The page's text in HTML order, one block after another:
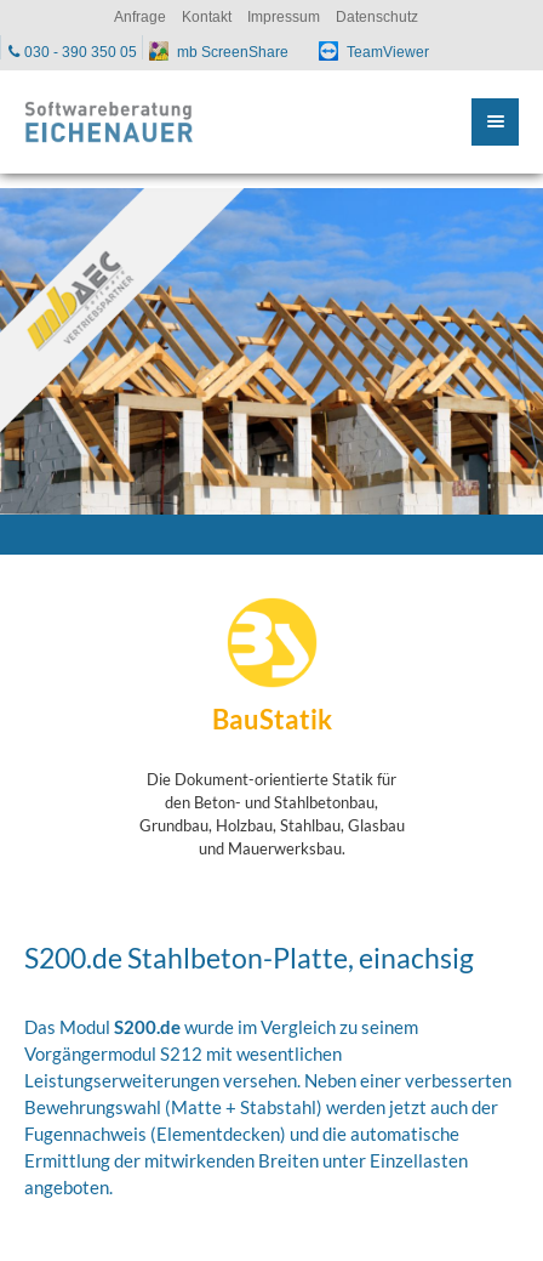
BauStatik
Die Dokument-orientierte Statik für
den Beton- und Stahlbetonbau,
Grundbau, Holzbau, Stahlbau, Glasbau
und Mauerwerksbau.
S200.de Stahlbeton-Platte, einachsig
Das Modul S200.dewurde im Vergleich zu seinem
Vorgängermodul S212 mit wesentlichen
Leistungserweiterungen versehen. Neben einer verbesserten
Bewehrungswahl (Matte + Stabstahl) werden jetzt auch der
Fugennachweis (Elementdecken) und die automatische
Ermittlung der mitwirkenden Breiten unter Einzellasten
angeboten.
Anfrage Kontakt Impressum Datenschutz
030 - 390 350 05 mb ScreenShare TeamViewer